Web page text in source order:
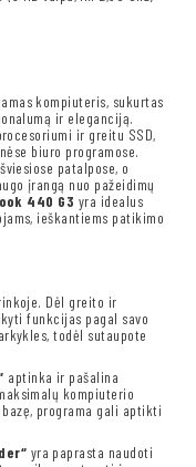
kompiuteris, sukurtas
ir eleganciją.
ir greitu SSD,
biuro programose.
patalpose, o
įrangą nuo pažeidimų
440 G3 yra idealus
ieškantiems patikimo
Dėl greito ir
funkcijas pagal savo
todėl sutaupote
aptinka ir pašalina
kompiuterio
programa gali aptikti
yra paprasta naudoti